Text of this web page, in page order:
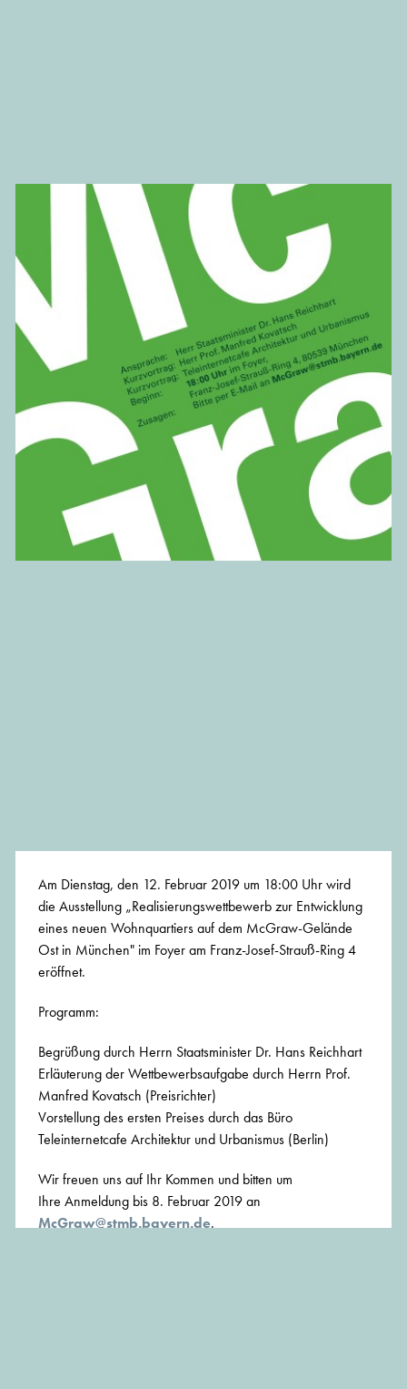
Am Dienstag, den 12. Februar 2019 um 18:00 Uhr wird
die Ausstellung „Realisierungswettbewerb zur Entwicklung
eines neuen Wohnquartiers auf dem McGraw-Gelände
Ost in München" im Foyer am Franz-Josef-Strauß-Ring 4
eröffnet.
Programm:
Begrüßung durch Herrn Staatsminister Dr. Hans Reichhart
Erläuterung der Wettbewerbsaufgabe durch Herrn Prof.
Manfred Kovatsch (Preisrichter)
Vorstellung des ersten Preises durch das Büro
Teleinternetcafe Architektur und Urbanismus (Berlin)
Wir freuen uns auf Ihr Kommen und bitten um
Ihre Anmeldung bis 8. Februar 2019 an
McGraw@stmb.bayern.de.